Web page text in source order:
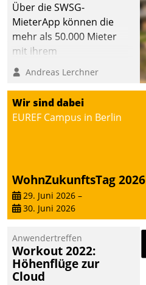
Über die SWSG-
MieterApp können die
mehr als 50.000 Mieter
mit ihrem
Wohnungsunternehmen
kommunizieren, auf dem
Laufenden bleiben, Daten
einsehen und ändern
oder
Andreas Lerchner
Wir sind dabei
EUREF Campus in Berlin
WohnZukunftsTag 2026
29. Juni 2026 –
30. Juni 2026
Anwendertreffen
Workout 2022:
Höhenflüge zur
Cloud